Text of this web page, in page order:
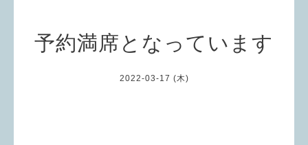
予約満席となっています
2022-03-17 (木)